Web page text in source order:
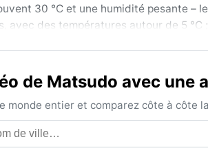
30 °C et une humidité pesante –
avec des températures autour de 5
Matsudo sur le plan climatique est
agréables et l’humidité modérée. En
le sud du Japon, peuvent apporter
neige légères sont possibles, mais
de Matsudo avec une
monde entier et comparez côte à côte